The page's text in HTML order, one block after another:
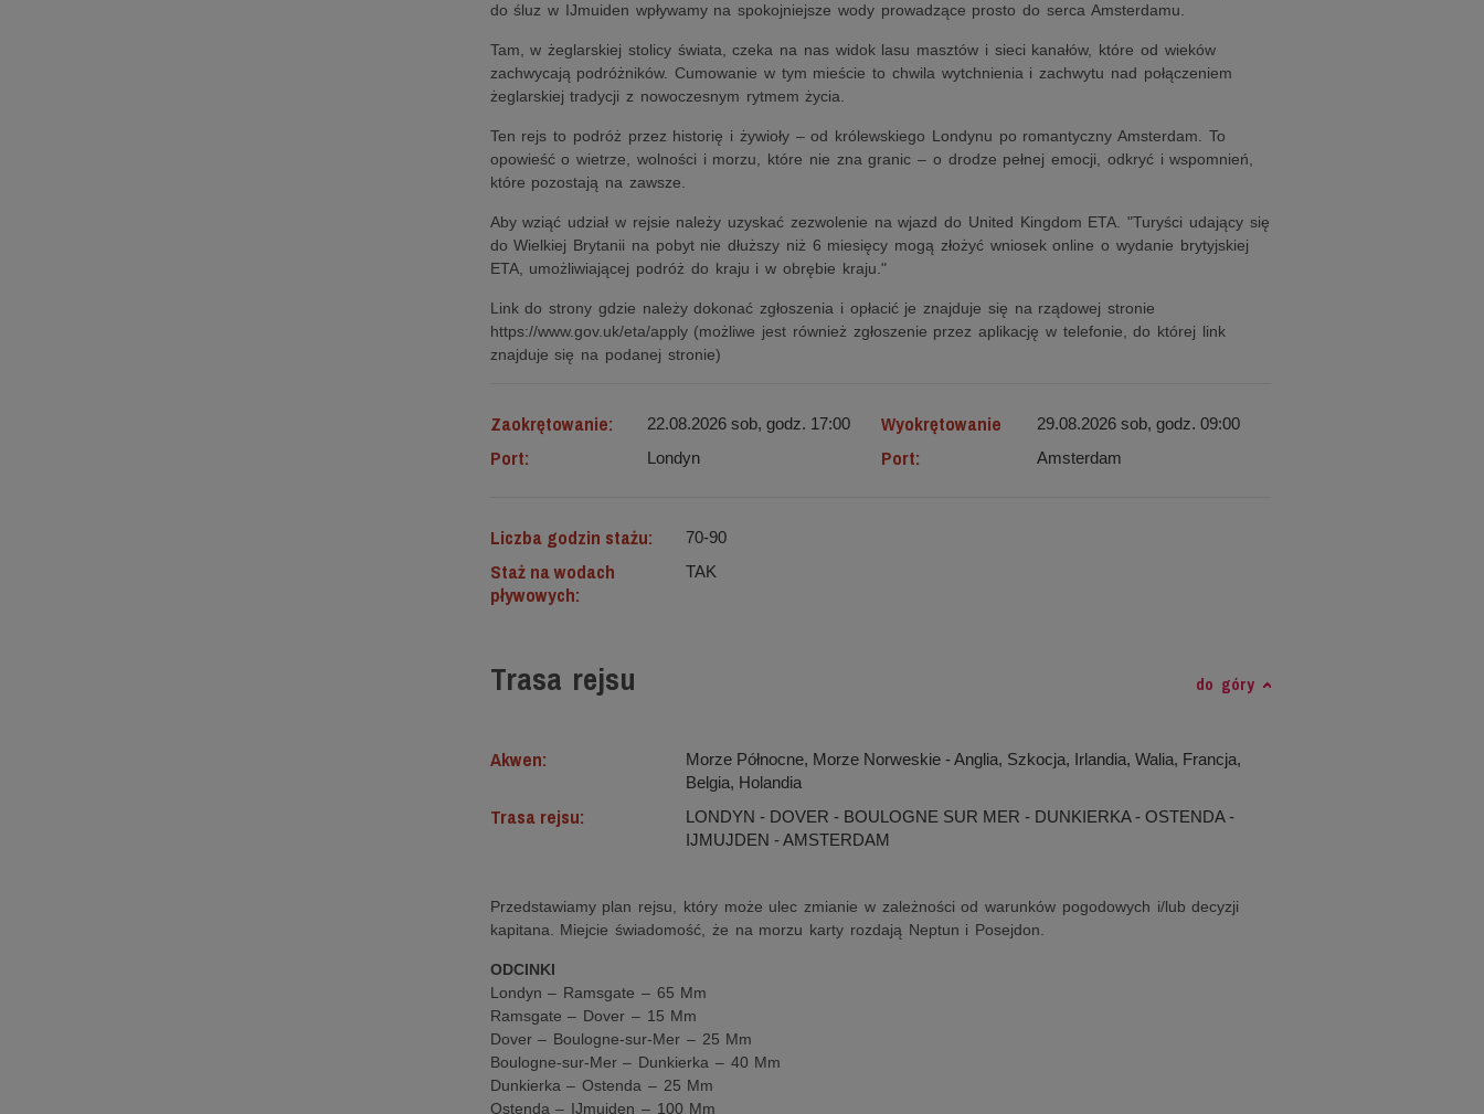
do śluz w IJmuiden wpływamy na spokojniejsze wody prowadzące prosto do serca Amsterdamu.
Tam, w żeglarskiej stolicy świata, czeka na nas widok lasu masztów i sieci kanałów, które od wieków
zachwycają podróżników. Cumowanie w tym mieście to chwila wytchnienia i zachwytu nad połączeniem
żeglarskiej tradycji z nowoczesnym rytmem życia.
Ten rejs to podróż przez historię i żywioły – od królewskiego Londynu po romantyczny Amsterdam. To
opowieść o wietrze, wolności i morzu, które nie zna granic – o drodze pełnej emocji, odkryć i wspomnień,
które pozostają na zawsze.
Aby wziąć udział w rejsie należy uzyskać zezwolenie na wjazd do United Kingdom ETA. "Turyści udający się
do Wielkiej Brytanii na pobyt nie dłuższy niż 6 miesięcy mogą złożyć wniosek online o wydanie brytyjskiej
ETA, umożliwiającej podróż do kraju i w obrębie kraju."
Link do strony gdzie należy dokonać zgłoszenia i opłacić je znajduje się na rządowej stronie
https://www.gov.uk/eta/apply (możliwe jest również zgłoszenie przez aplikację w telefonie, do której link
znajduje się na podanej stronie)
Zaokrętowanie: 22.08.2026 sob, godz. 17:00 Wyokrętowanie 29.08.2026 sob, godz. 09:00
Port: Londyn Port: Amsterdam
Liczba godzin stażu: 70-90
Staż na wodach
pływowych:
TAK
Trasa rejsu do góry
Akwen:
Morze Północne, Morze Norweskie ‐ Anglia, Szkocja, Irlandia, Walia, Francja,
Belgia, Holandia
Trasa rejsu:
LONDYN - DOVER - BOULOGNE SUR MER - DUNKIERKA - OSTENDA -
IJMUJDEN - AMSTERDAM
Przedstawiamy plan rejsu, który może ulec zmianie w zależności od warunków pogodowych i/lub decyzji
kapitana. Miejcie świadomość, że na morzu karty rozdają Neptun i Posejdon.
ODCINKI
Londyn – Ramsgate – 65 Mm
Ramsgate – Dover – 15 Mm
Dover – Boulogne-sur-Mer – 25 Mm
Boulogne-sur-Mer – Dunkierka – 40 Mm
Dunkierka – Ostenda – 25 Mm
Ostenda – IJmuiden – 100 Mm